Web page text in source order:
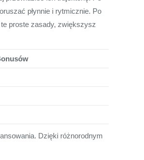
płynnie i rytmicznie. Po
proste zasady, zwiększysz
Dzięki różnorodnym